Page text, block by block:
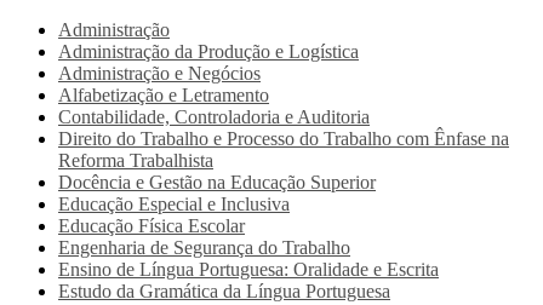
Administração
Administração da Produção e Logística
Administração e Negócios
Alfabetização e Letramento
Contabilidade, Controladoria e Auditoria
Direito do Trabalho e Processo do Trabalho com Ênfase na
Reforma Trabalhista
Docência e Gestão na Educação Superior
Educação Especial e Inclusiva
Educação Física Escolar
Engenharia de Segurança do Trabalho
Ensino de Língua Portuguesa: Oralidade e Escrita
Estudo da Gramática da Língua Portuguesa